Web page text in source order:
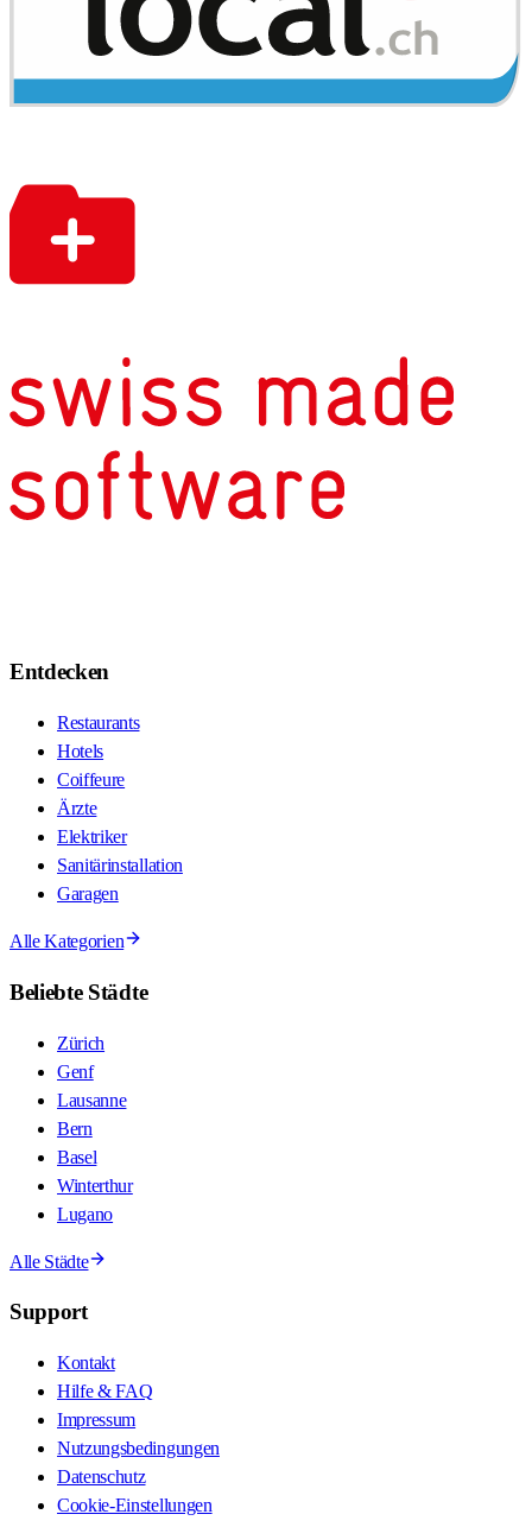
Entdecken
Restaurants
Hotels
Coiffeure
Ärzte
Elektriker
Sanitärinstallation
Garagen
Alle Kategorien
Beliebte Städte
Zürich
Genf
Lausanne
Bern
Basel
Winterthur
Lugano
Alle Städte
Support
Kontakt
Hilfe & FAQ
Impressum
Nutzungsbedingungen
Datenschutz
Cookie-Einstellungen